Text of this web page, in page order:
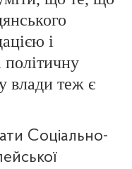
і
влади теж є
Соціально-